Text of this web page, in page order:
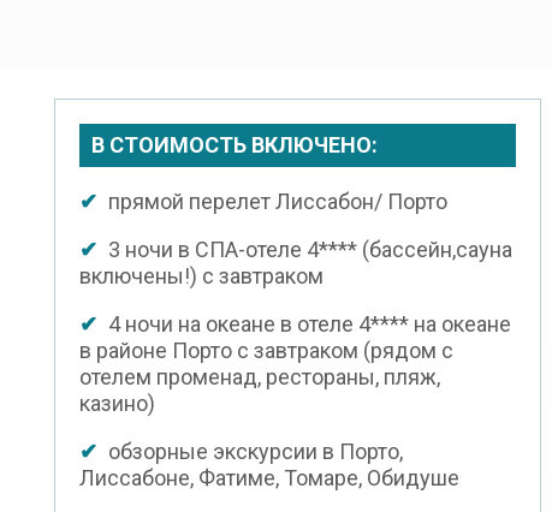
В СТОИМОСТЬ ВКЛЮЧЕНО:
✔ прямой перелет Лиссабон/ Порто
✔ 3 ночи в СПА-отеле 4**** (бассейн,сауна
включены!) с завтраком
✔ 4 ночи на океане в отеле 4**** на океане
в районе Порто с завтраком (рядом с
отелем променад, рестораны, пляж,
казино)
✔ обзорные экскурсии в Порто,
Лиссабоне, Фатиме, Томаре, Обидуше